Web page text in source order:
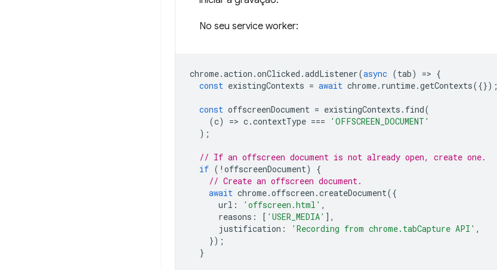
No seu service worker:
chrome.action .onClicked .addListener(async (tab) => {
const existingContexts = await chrome. runtime.getContexts({});
const offscreenDocument = existingContexts . find(
(c) => c.contextType ===
'OFFSCREEN_DOCUMENT'
);
// If an offscreen document is not already open, create one.
if ( ! offscreenDocument)
{
// Create an offscreen document.
await chrome.offscreen .createDocument({
url : 'offscreen.html' ,
reasons : [ 'USER_MEDIA' ],
justification : 'Recording from chrome.tabCapture API' ,
});
}